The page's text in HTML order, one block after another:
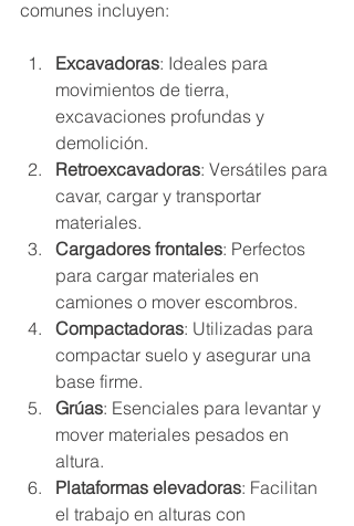
comunes incluyen:
Excavadoras: Ideales para
movimientos de tierra,
excavaciones profundas y
demolición.
Retroexcavadoras: Versátiles para
cavar, cargar y transportar
materiales.
Cargadores frontales: Perfectos
para cargar materiales en
camiones o mover escombros.
Compactadoras: Utilizadas para
compactar suelo y asegurar una
base firme.
Grúas: Esenciales para levantar y
mover materiales pesados en
altura.
Plataformas elevadoras: Facilitan
el trabajo en alturas con